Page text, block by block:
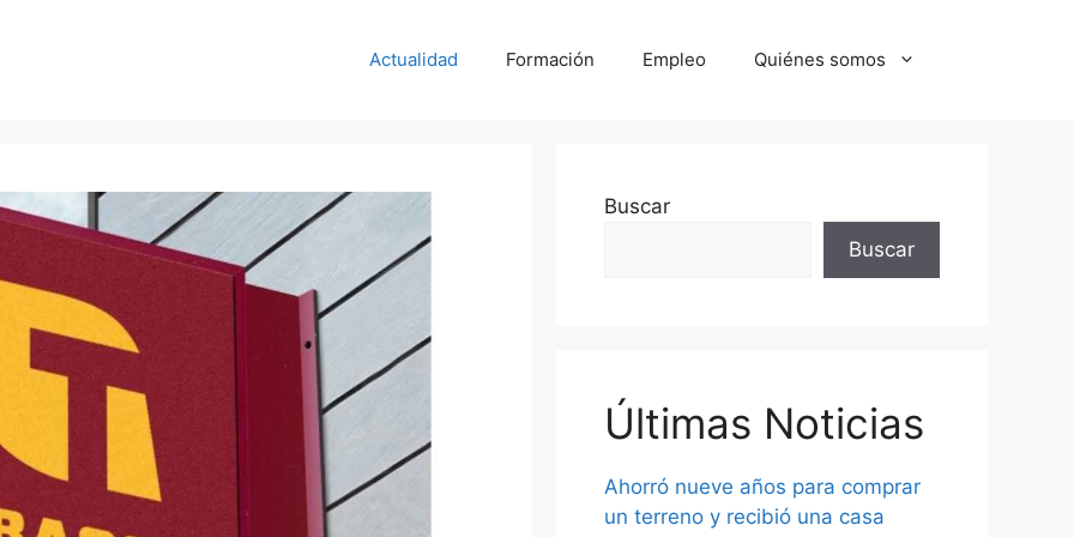
Actualidad Formación Empleo Quiénes somos
Buscar
Buscar
Últimas Noticias
Ahorró nueve años para comprar
un terreno y recibió una casa